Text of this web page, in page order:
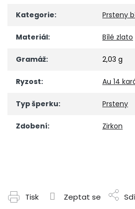
Kategorie: Prsteny
Materiál: Bílé zlato
Gramáž: 2,03 g
Ryzost: Au 14
Typ šperku: Prsteny
Zdobení: Zirkon
Tisk Zeptat se